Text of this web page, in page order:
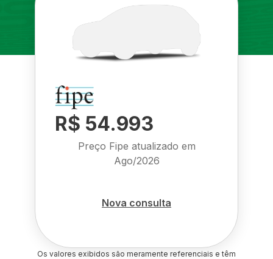
R$ 54.993
Preço Fipe atualizado em
Ago/2026
Nova consulta
Os valores exibidos são meramente referenciais e têm